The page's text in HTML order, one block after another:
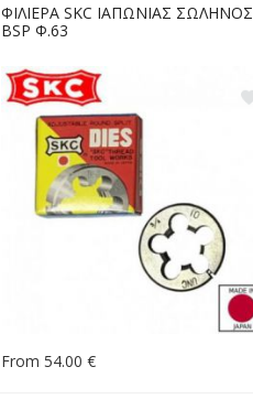
ΦΙΛΙΕΡΑ SKC ΙΑΠΩΝΙΑΣ ΣΩΛΗΝΟΣ
BSP Φ.63
From 54.00 €